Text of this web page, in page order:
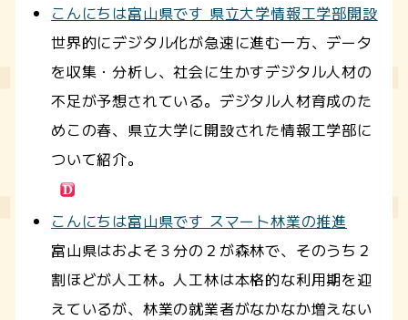
こんにちは富山県です 県立大学情報工学部開設
世界的にデジタル化が急速に進む一方、データ
を収集・分析し、社会に生かすデジタル人材の
不足が予想されている。デジタル人材育成のた
めこの春、県立大学に開設された情報工学部に
ついて紹介。
こんにちは富山県です スマート林業の推進
富山県はおよそ３分の２が森林で、そのうち２
割ほどが人工林。人工林は本格的な利用期を迎
えているが、林業の就業者がなかなか増えない